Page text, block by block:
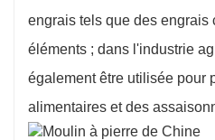
engrais tels que des engrais
éléments ; dans l'industrie
également être utilisée pour
alimentaires et des